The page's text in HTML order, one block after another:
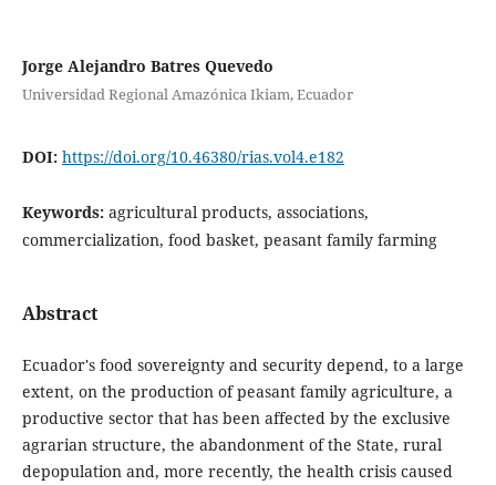
Jorge Alejandro Batres Quevedo
Universidad Regional Amazónica Ikiam, Ecuador
DOI: https://doi.org/10.46380/rias.vol4.e182
Keywords: agricultural products, associations,
commercialization, food basket, peasant family farming
Abstract
Ecuador's food sovereignty and security depend, to a large
extent, on the production of peasant family agriculture, a
productive sector that has been affected by the exclusive
agrarian structure, the abandonment of the State, rural
depopulation and, more recently, the health crisis caused